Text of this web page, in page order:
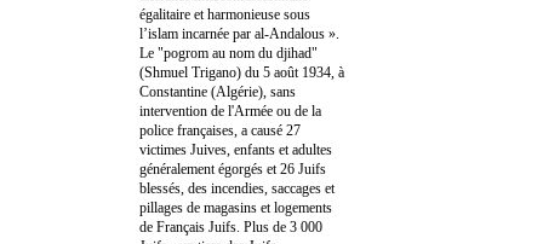
égalitaire et harmonieuse sous
l’islam incarnée par al-Andalous ».
Le "pogrom au nom du djihad"
(Shmuel Trigano) du 5 août 1934, à
Constantine (Algérie), sans
intervention de l'Armée ou de la
police françaises, a causé 27
victimes Juives, enfants et adultes
généralement égorgés et 26 Juifs
blessés, des incendies, saccages et
pillages de magasins et logements
de Français Juifs. Plus de 3 000